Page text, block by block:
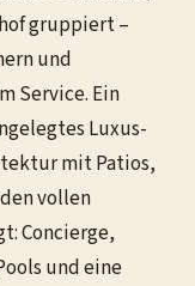
gruppiert –
und
Service. Ein
Luxus-
mit Patios,
vollen
Concierge,
und eine